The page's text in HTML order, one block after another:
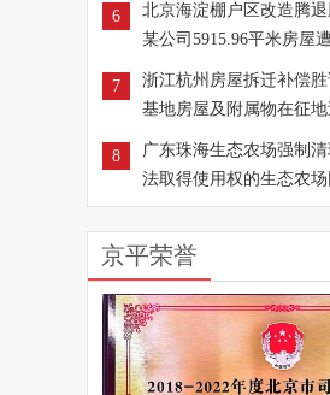
6
北京海淀棚户区改造腾
某公司5915.96平米房屋
7
浙江杭州房屋拆迁补偿
基地房屋及附属物在征
8
广东珠海生态农场强制
法取得使用权的生态农
京平荣誉